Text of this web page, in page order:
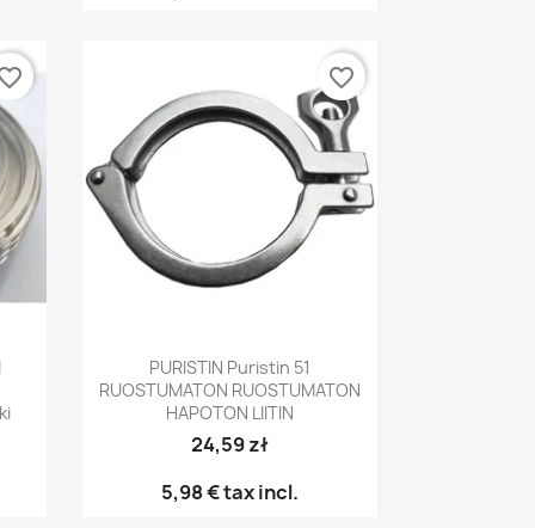
Pikakatselu
PURISTIN Puristin 51
RUOSTUMATON RUOSTUMATON
HAPOTON LIITIN
24,59 zł
5,98 €tax incl.
favorite_border